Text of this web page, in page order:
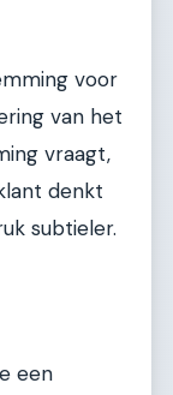
voor
van het
vraagt,
denkt
subtieler.
een